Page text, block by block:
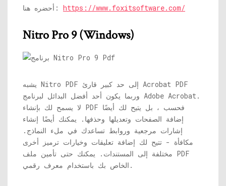
أحضره هنا: https://www.foxitsoftware.com/
Nitro Pro 9 (Windows)
يشبه Nitro PDF إلى حد كبير قارئ Acrobat PDF
وربما يكون أحد أفضل البدائل لبرنامج Adobe Acrobat.
لا يسمح لك بإنشاء PDF فحسب ، بل يتيح لك أيضًا
إضافة الصفحات وتعديلها وحذفها. يمكنك أيضًا إنشاء
إشارات مرجعية وروابط تساعدك في ملء النماذج.
مكافأة - تتيح لك إضافة تعليقات وخيارات ترميز أخرى
مختلفة إلى المستندات. يمكنك حتى تأمين ملف PDF
الخاص بك باستخدام معرف رقمي.